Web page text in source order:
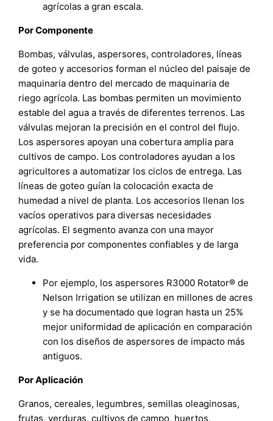
agrícolas a gran escala.
Por Componente
Bombas, válvulas, aspersores, controladores, líneas
de goteo y accesorios forman el núcleo del paisaje de
maquinaria dentro del mercado de maquinaria de
riego agrícola. Las bombas permiten un movimiento
estable del agua a través de diferentes terrenos. Las
válvulas mejoran la precisión en el control del flujo.
Los aspersores apoyan una cobertura amplia para
cultivos de campo. Los controladores ayudan a los
agricultores a automatizar los ciclos de entrega. Las
líneas de goteo guían la colocación exacta de
humedad a nivel de planta. Los accesorios llenan los
vacíos operativos para diversas necesidades
agrícolas. El segmento avanza con una mayor
preferencia por componentes confiables y de larga
vida.
Por ejemplo, los aspersores R3000 Rotator® de
Nelson Irrigation se utilizan en millones de acres
y se ha documentado que logran hasta un 25%
mejor uniformidad de aplicación en comparación
con los diseños de aspersores de impacto más
antiguos.
Por Aplicación
Granos, cereales, legumbres, semillas oleaginosas,
frutas, verduras, cultivos de campo, huertos,